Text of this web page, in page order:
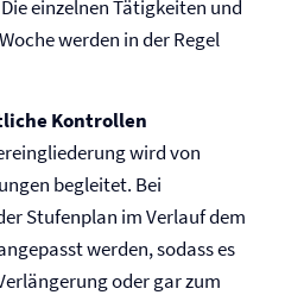
einzelnen Tätigkeiten und
werden in der Regel
Kontrollen
wird von
begleitet. Bei
Stufenplan im Verlauf dem
werden, sodass es
oder gar zum